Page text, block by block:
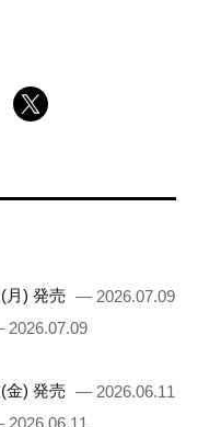
月) 発売 — 2026.07.09
金) 発売 — 2026.06.11